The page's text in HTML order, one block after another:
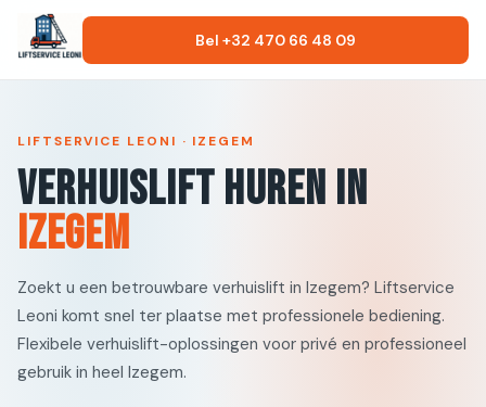
Bel +32 470 66 48 09
LIFTSERVICE LEONI · IZEGEM
Verhuislift huren in
Izegem
Zoekt u een betrouwbare verhuislift in Izegem? Liftservice
Leoni komt snel ter plaatse met professionele bediening.
Flexibele verhuislift-oplossingen voor privé en professioneel
gebruik in heel Izegem.